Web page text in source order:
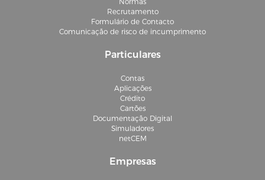
Recrutamento
Formulário de Contacto
Comunicação de risco de incumprimento
Particulares
Contas
Aplicações
Crédito
Cartões
Documentação Digital
Simuladores
netCEM
Empresas